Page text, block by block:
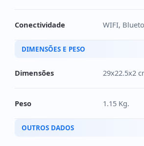
Conectividade WIFI,
DIMENSÕES E PESO
Dimensões 29x22.5x2
Peso 1.15 Kg.
OUTROS DADOS